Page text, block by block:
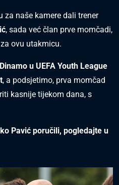
za naše kamere dali trener
, sada već član prve momčadi,
ovu utakmicu.
u UEFA Youth League
, a podsjetimo, prva momčad
kasnije tijekom dana, s
Pavić poručili, pogledajte u